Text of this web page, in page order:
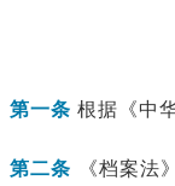
第一条 根据《中
第二条 《档案法